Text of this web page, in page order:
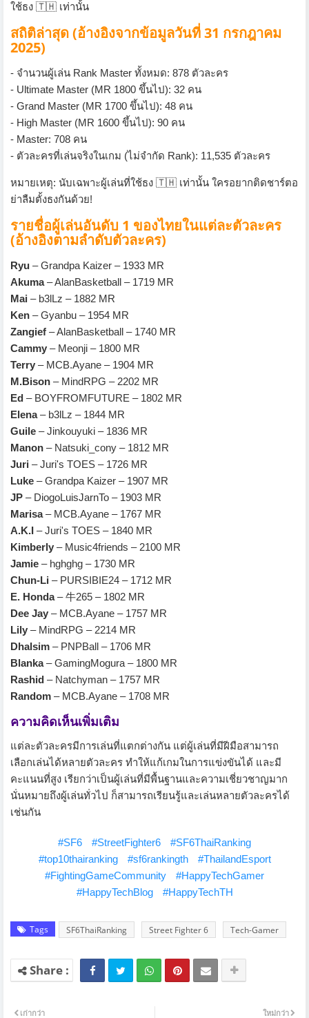
ใช้ธง 🇹🇭 เท่านั้น
สถิติล่าสุด (อ้างอิงจากข้อมูลวันที่ 31 กรกฎาคม
2025)
- จำนวนผู้เล่น Rank Master ทั้งหมด: 878 ตัวละคร
- Ultimate Master (MR 1800 ขึ้นไป): 32 คน
- Grand Master (MR 1700 ขึ้นไป): 48 คน
- High Master (MR 1600 ขึ้นไป): 90 คน
- Master: 708 คน
- ตัวละครที่เล่นจริงในเกม (ไม่จำกัด Rank): 11,535 ตัวละคร
หมายเหตุ: นับเฉพาะผู้เล่นที่ใช้ธง 🇹🇭 เท่านั้น ใครอยากติดชาร์ตอ
ย่าลืมตั้งธงกันด้วย!
รายชื่อผู้เล่นอันดับ 1 ของไทยในแต่ละตัวละคร
(อ้างอิงตามลำดับตัวละคร)
Ryu – Grandpa Kaizer – 1933 MR
Akuma– AlanBasketball – 1719 MR
Mai – b3lLz – 1882 MR
Ken – Gyanbu – 1954 MR
Zangief – AlanBasketball – 1740 MR
Cammy – Meonji – 1800 MR
Terry – MCB.Ayane – 1904 MR
M.Bison – MindRPG – 2202 MR
Ed – BOYFROMFUTURE – 1802 MR
Elena– b3lLz – 1844 MR
Guile – Jinkouyuki – 1836 MR
Manon – Natsuki_cony – 1812 MR
Juri – Juri's TOES – 1726 MR
Luke – Grandpa Kaizer – 1907 MR
JP – DiogoLuisJarnTo – 1903 MR
Marisa– MCB.Ayane – 1767 MR
A.K.I – Juri's TOES – 1840 MR
Kimberly – Music4friends – 2100 MR
Jamie – hghghg – 1730 MR
Chun-Li – PURSIBIE24 – 1712 MR
E. Honda– 牛265 – 1802 MR
Dee Jay – MCB.Ayane – 1757 MR
Lily – MindRPG – 2214 MR
Dhalsim – PNPBall – 1706 MR
Blanka– GamingMogura – 1800 MR
Rashid – Natchyman – 1757 MR
Random – MCB.Ayane – 1708 MR
ความคิดเห็นเพิ่มเติม
แต่ละตัวละครมีการเล่นที่แตกต่างกัน แต่ผู้เล่นที่มีฝีมือสามารถ
เลือกเล่นได้หลายตัวละคร ทำให้แก้เกมในการแข่งขันได้ และมี
คะแนนที่สูง เรียกว่าเป็นผู้เล่นที่มีพื้นฐานและความเชี่ยวชาญมาก
นั่นหมายถึงผู้เล่นทั่วไป ก็สามารถเรียนรู้และเล่นหลายตัวละครได้
เช่นกัน
#SF6 #StreetFighter6
#SF6ThaiRanking
#top10thairanking
#sf6rankingth
#ThailandEsport
#FightingGameCommunity
#HappyTechGamer
#HappyTechBlog
#HappyTechTH
Tags SF6ThaiRanking Street Fighter 6 Tech-Gamer
ใหม่กว่า
เก่ากว่า